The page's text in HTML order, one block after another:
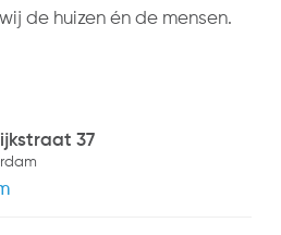
de huizen én de mensen.
37